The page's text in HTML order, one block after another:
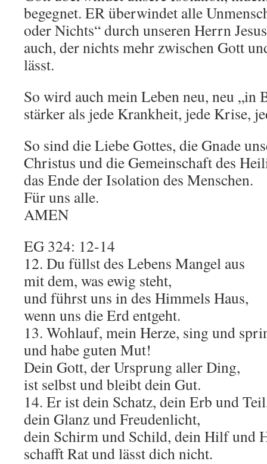
begegnet. ER überwindet alle
oder Nichts“ durch unseren Herrn
auch, der nichts mehr zwischen Gott
lässt.
So wird auch mein Leben neu, neu „in
stärker als jede Krankheit, jede Krise,
So sind die Liebe Gottes, die Gnade
Christus und die Gemeinschaft des
das Ende der Isolation des Menschen.
Für uns alle.
AMEN
EG 324: 12-14
12. Du füllst des Lebens Mangel aus
mit dem, was ewig steht,
und führst uns in des Himmels Haus,
wenn uns die Erd entgeht.
13. Wohlauf, mein Herze, sing und
und habe guten Mut!
Dein Gott, der Ursprung aller Ding,
ist selbst und bleibt dein Gut.
14. Er ist dein Schatz, dein Erb und
dein Glanz und Freudenlicht,
dein Schirm und Schild, dein Hilf und
schafft Rat und lässt dich nicht.